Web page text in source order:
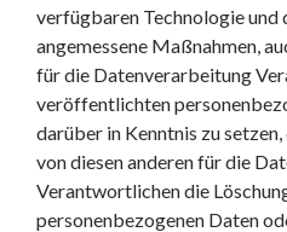
verfügbaren Technologie
angemessene Maßnahmen,
für die Datenverarbeitung
veröffentlichten
darüber in Kenntnis zu
von diesen anderen für die
Verantwortlichen die
personenbezogenen Daten